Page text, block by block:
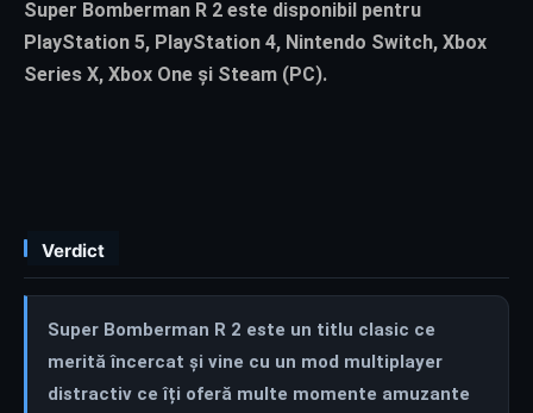
Verdict
Super Bomberman R 2 este un titlu clasic ce
merită încercat și vine cu un mod multiplayer
distractiv ce îți oferă multe momente amuzante
Super Bomberman R 2 este disponibil pentru
PlayStation 5, PlayStation 4, Nintendo Switch, Xbox
Series X, Xbox One și Steam (PC).